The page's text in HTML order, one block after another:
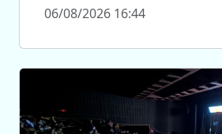
06/08/2026 16:44